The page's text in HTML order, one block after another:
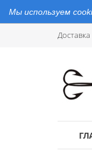
Мы используем
Доставка